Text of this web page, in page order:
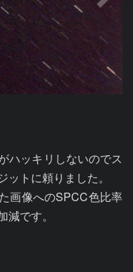
ハッキリしないのでス
トに頼りました。
画像へのSPCC色比率
です。